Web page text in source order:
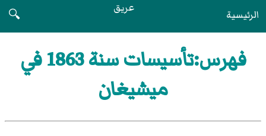
الرئيسية عريق
🔍
فهرس:تأسيسات سنة 1863 في
ميشيغان